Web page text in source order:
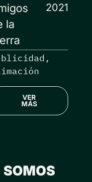
la
2021
VER
MÁS
SOMOS